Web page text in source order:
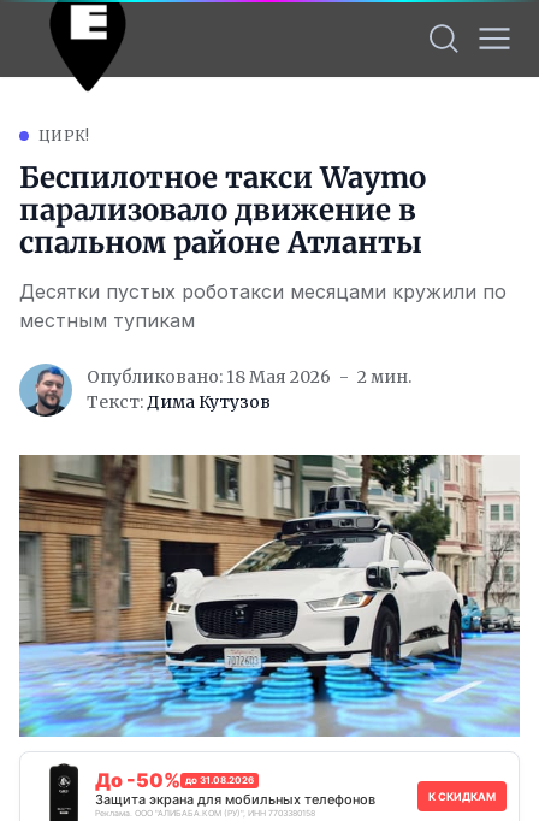
ЦИРК!
Беспилотное такси Waymo
парализовало движение в
спальном районе Атланты
Десятки пустых роботакси месяцами кружили по
местным тупикам
Опубликовано: 18 Мая 2026
2 мин.
Текст:Дима Кутузов
До -50% до 31.08.2026
Защита экрана для мобильных телефонов
Реклама. ООО "АЛИБАБА.КОМ (РУ)", ИНН 7703380158
К СКИДКАМ